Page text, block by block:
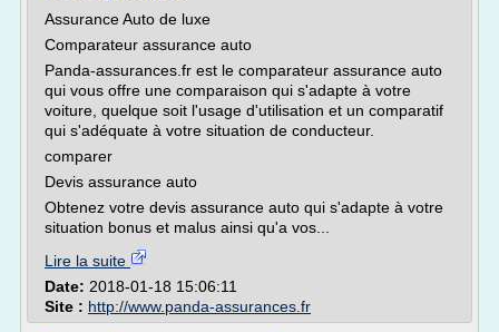
Assurance Auto de luxe
Comparateur assurance auto
Panda-assurances.fr est le comparateur assurance auto
qui vous offre une comparaison qui s'adapte à votre
voiture, quelque soit l'usage d'utilisation et un comparatif
qui s'adéquate à votre situation de conducteur.
comparer
Devis assurance auto
Obtenez votre devis assurance auto qui s'adapte à votre
situation bonus et malus ainsi qu'a vos...
Lire la suite
Date: 2018-01-18 15:06:11
Site : http://www.panda-assurances.fr